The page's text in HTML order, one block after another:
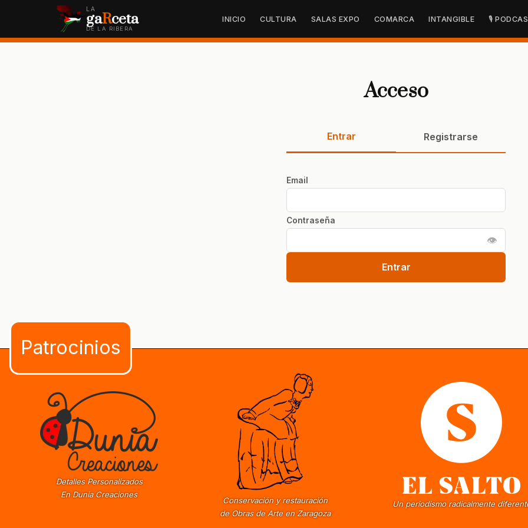
LA
gaRceta
DE LA RIBERA
INICIO CULTURA SALAS EXPO COMARCA INTANGIBLE 🎙
Acceso
Entrar Registrarse
Email
Contraseña
👁
Entrar
Detalles Personalizados
En Dunia Creaciones
Conservación y restauración
de Obras de Arte en Zaragoza
Un periodismo radicalmente